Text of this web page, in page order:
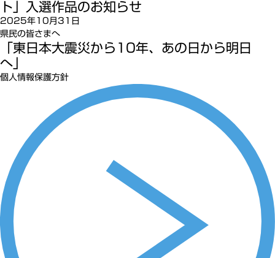
ト」入選作品のお知らせ
2025年10月31日
県民の皆さまへ
「東日本大震災から10年、あの日から明日
へ」
個人情報保護方針